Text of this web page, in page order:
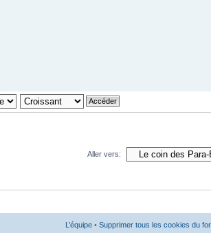
Aller vers:
L’équipe • Supprimer tous les cookies du